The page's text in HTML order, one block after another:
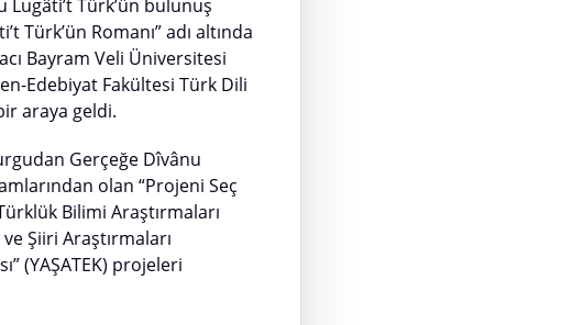
Türk’ün bulunuş
Romanı” adı altında
Bayram Veli Üniversitesi
Edebiyat Fakültesi Türk Dili
araya geldi.
Gerçeğe Dîvânu
olan “Projeni Seç
Bilimi Araştırmaları
Şiiri Araştırmaları
(YAŞATEK) projeleri